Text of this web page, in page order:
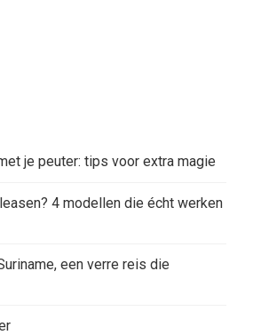
je peuter: tips voor extra magie
4 modellen die écht werken
een verre reis die